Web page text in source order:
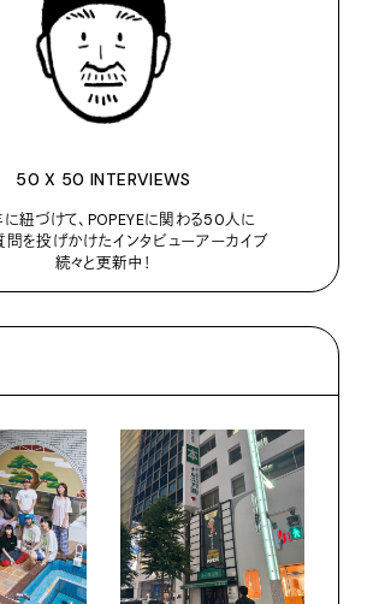
50 X 50 INTERVIEWS
紐づけて、POPEYEに関わる50人に
を投げかけたインタビューアーカイブ
続々と更新中！